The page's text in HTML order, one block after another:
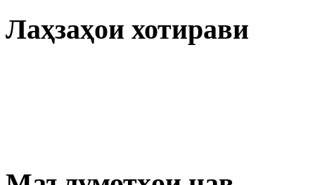
Лаҳзаҳои хотирави